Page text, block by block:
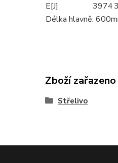
Délka hlavně:
E[J]
3974
Zboží
Střelivo